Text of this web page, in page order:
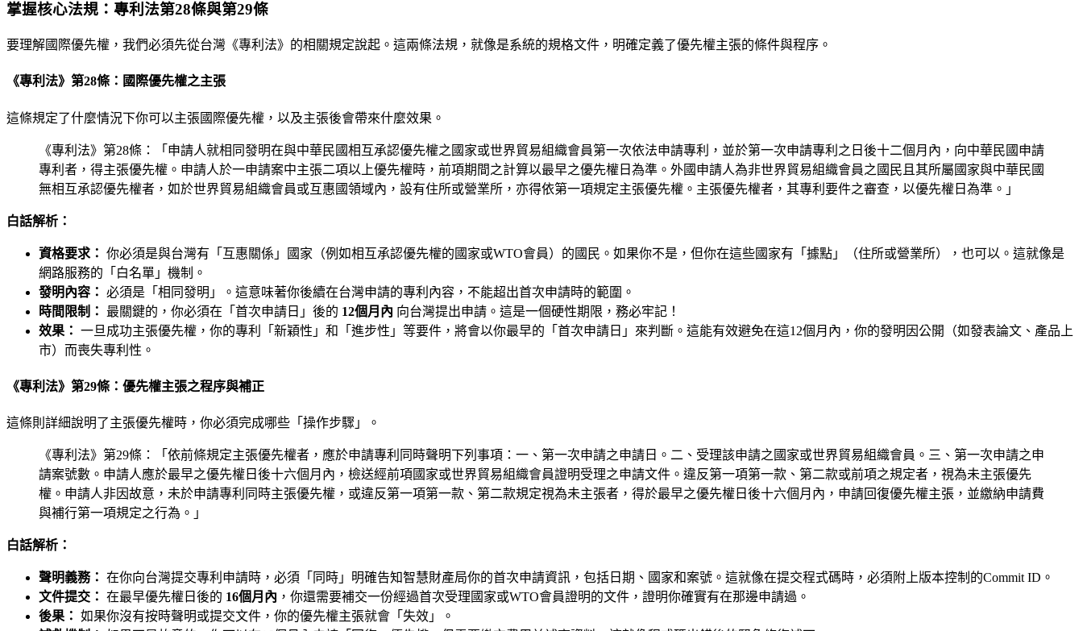
掌握核心法規：專利法第28條與第29條
要理解國際優先權，我們必須先從台灣《專利法》的相關規定說起。這兩條法規，就像是系統的規格文件，明確定義了優先權主張的條件與程序。
《專利法》第28條：國際優先權之主張
這條規定了什麼情況下你可以主張國際優先權，以及主張後會帶來什麼效果。
《專利法》第28條：「申請人就相同發明在與中華民國相互承認優先權之國家或世界貿易組織會員第一次依法申請專利，並於第一次申請專利之日後十二個月內，向中華民國申請
專利者，得主張優先權。申請人於一申請案中主張二項以上優先權時，前項期間之計算以最早之優先權日為準。外國申請人為非世界貿易組織會員之國民且其所屬國家與中華民國
無相互承認優先權者，如於世界貿易組織會員或互惠國領域內，設有住所或營業所，亦得依第一項規定主張優先權。主張優先權者，其專利要件之審查，以優先權日為準。」
白話解析：
資格要求： 你必須是與台灣有「互惠關係」國家（例如相互承認優先權的國家或WTO會員）的國民。如果你不是，但你在這些國家有「據點」（住所或營業所），也可以。這就像是
網路服務的「白名單」機制。
發明內容： 必須是「相同發明」。這意味著你後續在台灣申請的專利內容，不能超出首次申請時的範圍。
時間限制：
最關鍵的，你必須在「首次申請日」後的 12個月內 向台灣提出申請。這是一個硬性期限，務必牢記！
效果： 一旦成功主張優先權，你的專利「新穎性」和「進步性」等要件，將會以你最早的「首次申請日」來判斷。這能有效避免在這12個月內，你的發明因公開（如發表論文、產品上
市）而喪失專利性。
《專利法》第29條：優先權主張之程序與補正
這條則詳細說明了主張優先權時，你必須完成哪些「操作步驟」。
《專利法》第29條：「依前條規定主張優先權者，應於申請專利同時聲明下列事項：一、第一次申請之申請日。二、受理該申請之國家或世界貿易組織會員。三、第一次申請之申
請案號數。申請人應於最早之優先權日後十六個月內，檢送經前項國家或世界貿易組織會員證明受理之申請文件。違反第一項第一款、第二款或前項之規定者，視為未主張優先
權。申請人非因故意，未於申請專利同時主張優先權，或違反第一項第一款、第二款規定視為未主張者，得於最早之優先權日後十六個月內，申請回復優先權主張，並繳納申請費
與補行第一項規定之行為。」
白話解析：
聲明義務： 在你向台灣提交專利申請時，必須「同時」明確告知智慧財產局你的首次申請資訊，包括日期、國家和案號。這就像在提交程式碼時，必須附上版本控制的Commit ID。
文件提交： 在最早優先權日後的 16個月內 ，你還需要補交一份經過首次受理國家或WTO會員證明的文件，證明你確實有在那邊申請過。
後果： 如果你沒有按時聲明或提交文件，你的優先權主張就會「失效」。